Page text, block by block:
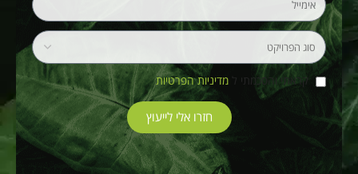
קראתי והסכמתי ל מדיניות הפרטיות
חזרו אלי לייעוץ